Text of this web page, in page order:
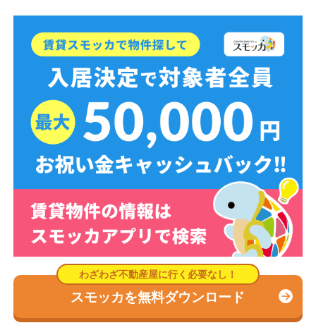
スモッカを無料ダウンロード